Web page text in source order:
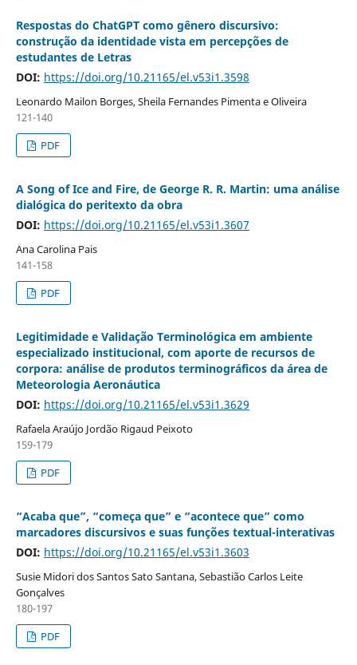
Respostas do ChatGPT como gênero discursivo:
construção da identidade vista em percepções de
estudantes de Letras
DOI: https://doi.org/10.21165/el.v53i1.3598
Leonardo Mailon Borges, Sheila Fernandes Pimenta e Oliveira
121-140
PDF
A Song of Ice and Fire, de George R. R. Martin: uma análise
dialógica do peritexto da obra
DOI: https://doi.org/10.21165/el.v53i1.3607
Ana Carolina Pais
141-158
PDF
Legitimidade e Validação Terminológica em ambiente
especializado institucional, com aporte de recursos de
corpora: análise de produtos terminográficos da área de
Meteorologia Aeronáutica
DOI: https://doi.org/10.21165/el.v53i1.3629
Rafaela Araújo Jordão Rigaud Peixoto
159-179
PDF
“Acaba que”, “começa que” e “acontece que” como
marcadores discursivos e suas funções textual-interativas
DOI: https://doi.org/10.21165/el.v53i1.3603
Susie Midori dos Santos Sato Santana, Sebastião Carlos Leite
Gonçalves
180-197
PDF